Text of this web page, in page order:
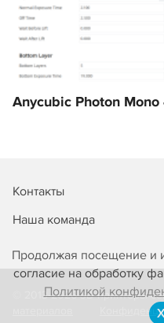
Продолжая посещение и
согласие на обработку
Политикой
Anycubic Photon Mono
Контакты
Наша команда
© 2013-2026 3D-принтеры